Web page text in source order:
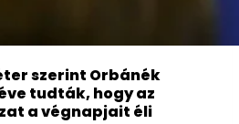
szerint Orbánék
tudták, hogy az
a végnapjait éli